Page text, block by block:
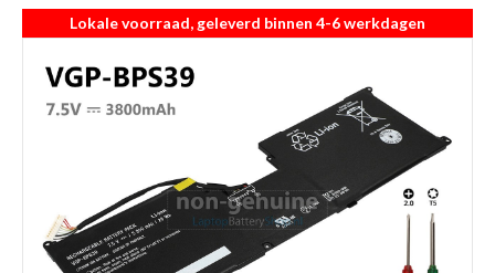
Lokale voorraad, geleverd binnen 4-6 werkdagen